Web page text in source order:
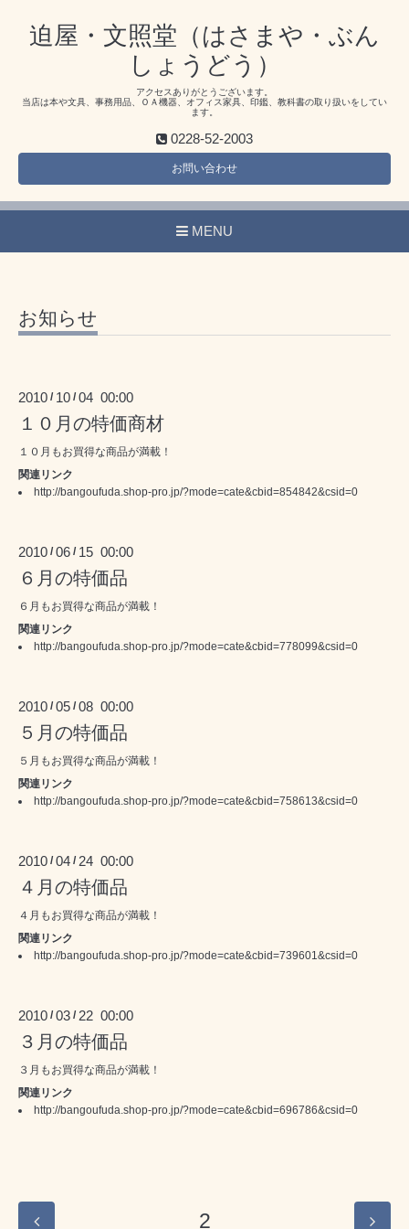
迫屋・文照堂（はさまや・ぶん
しょうどう）
アクセスありがとうございます。
当店は本や文具、事務用品、ＯＡ機器、オフィス家具、印鑑、教科書の取り扱いをしてい
ます。
0228-52-2003
お問い合わせ
MENU
お知らせ
2010 / 10 /04 00:00
１０月の特価商材
１０月もお買得な商品が満載！
関連リンク
http://bangoufuda.shop-pro.jp/?mode=cate&cbid=854842&csid=0
2010 /06 / 15 00:00
６月の特価品
６月もお買得な商品が満載！
関連リンク
http://bangoufuda.shop-pro.jp/?mode=cate&cbid=778099&csid=0
2010 /05 /08 00:00
５月の特価品
５月もお買得な商品が満載！
関連リンク
http://bangoufuda.shop-pro.jp/?mode=cate&cbid=758613&csid=0
2010 /04 / 24 00:00
４月の特価品
４月もお買得な商品が満載！
関連リンク
http://bangoufuda.shop-pro.jp/?mode=cate&cbid=739601&csid=0
2010 /03 / 22 00:00
３月の特価品
３月もお買得な商品が満載！
関連リンク
http://bangoufuda.shop-pro.jp/?mode=cate&cbid=696786&csid=0
2